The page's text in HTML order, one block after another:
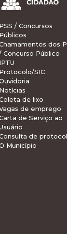
PSS / Concursos
Públicos
dos
Concurso Público
IPTU
Protocolo/SIC
Notícias
de lixo
de emprego
de Serviço ao
de
Município